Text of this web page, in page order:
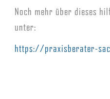
Noch mehr über dieses
unter:
https://praxisberater-